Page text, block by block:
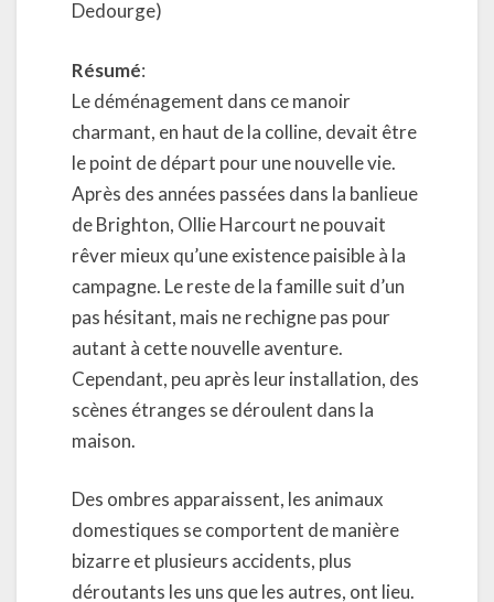
Dedourge)
Résumé:
Le déménagement dans ce manoir
charmant, en haut de la colline, devait être
le point de départ pour une nouvelle vie.
Après des années passées dans la banlieue
de Brighton, Ollie Harcourt ne pouvait
rêver mieux qu’une existence paisible à la
campagne. Le reste de la famille suit d’un
pas hésitant, mais ne rechigne pas pour
autant à cette nouvelle aventure.
Cependant, peu après leur installation, des
scènes étranges se déroulent dans la
maison.
Des ombres apparaissent, les animaux
domestiques se comportent de manière
bizarre et plusieurs accidents, plus
déroutants les uns que les autres, ont lieu.